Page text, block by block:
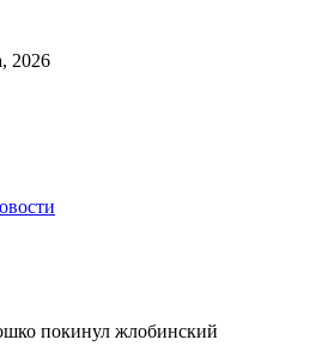
2026
покинул жлобинский